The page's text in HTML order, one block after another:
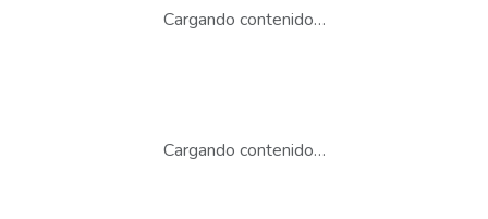
Cargando contenido…
Cargando contenido…